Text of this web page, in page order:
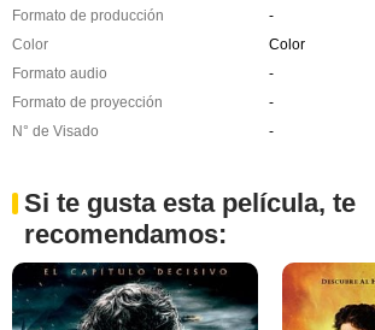
Formato de producción
-
Color
Color
Formato audio
-
Formato de proyección
-
N° de Visado
-
Si te gusta esta película, te
recomendamos: